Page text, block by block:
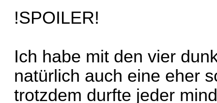
!SPOILER!
Ich habe mit den vier
natürlich auch eine eher
trotzdem durfte jeder